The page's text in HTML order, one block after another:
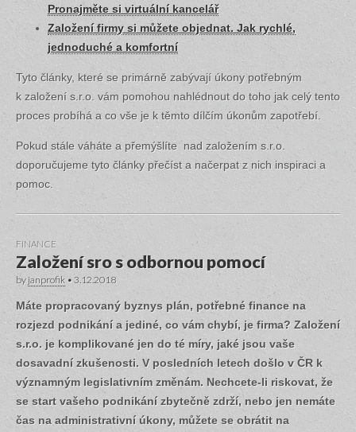
Pronajměte si virtuální kancelář
Založení firmy si můžete objednat. Jak rychlé,
jednoduché a komfortní
Tyto články, které se primárně zabývají úkony potřebným
k založení s.r.o. vám pomohou nahlédnout do toho jak celý tento
proces probíhá a co vše je k těmto dílčím úkonům zapotřebí.
Pokud stále váháte a přemýšlíte nad založením s.r.o.
doporučujeme tyto články přečíst a načerpat z nich inspiraci a
pomoc.
FINANCE
Založení sro s odbornou pomocí
by janprofik •3.12.2018
Máte propracovaný byznys plán, potřebné finance na
rozjezd podnikání a jediné, co vám chybí, je firma? Založení
s.r.o. je komplikované jen do té míry, jaké jsou vaše
dosavadní zkušenosti. V posledních letech došlo v ČR k
významným legislativním změnám. Nechcete-li riskovat, že
se start vašeho podnikání zbytečně zdrží, nebo jen nemáte
čas na administrativní úkony, můžete se obrátit na